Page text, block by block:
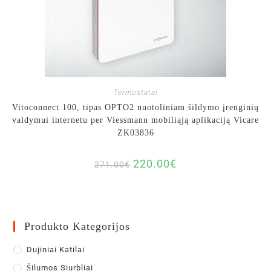
Termostatai
Vitoconnect 100, tipas OPTO2 nuotoliniam šildymo įrenginių
valdymui internetu per Viessmann mobiliąją aplikaciją Vicare
ZK03836
271.00€ 220.00€
Produkto Kategorijos
Dujiniai Katilai
Šilumos Siurbliai